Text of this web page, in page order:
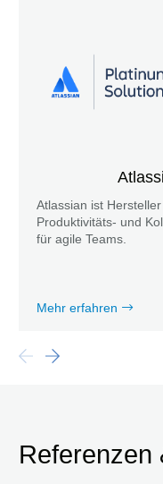
Atlassian ist
Produktivitäts- und
für agile Teams.
Mehr erfahren
Referenzen